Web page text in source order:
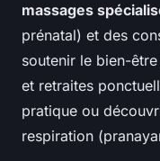
massages
prénatal) et des
soutenir le bien-
et retraites
pratique ou
respiration